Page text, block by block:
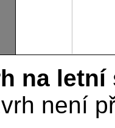
na letní
není